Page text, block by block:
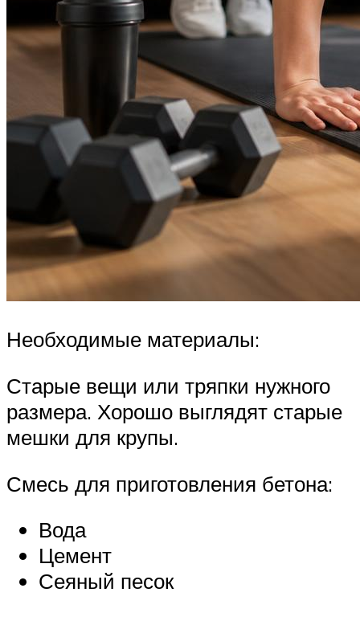
Необходимые материалы:
Старые вещи или тряпки нужного
размера. Хорошо выглядят старые
мешки для крупы.
Смесь для приготовления бетона:
Вода
Цемент
Сеяный песок